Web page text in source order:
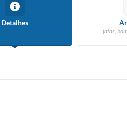
Detalhes
(atas,